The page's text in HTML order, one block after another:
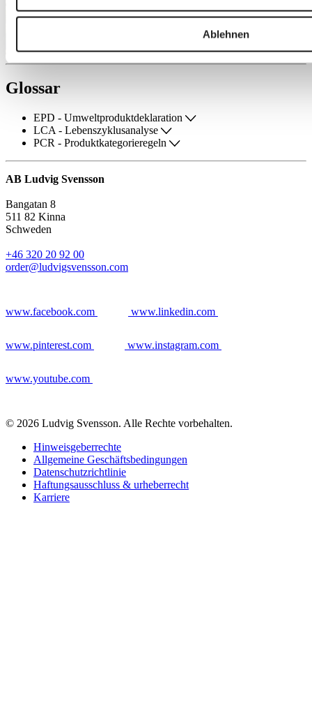
Ablehnen
Glossar
EPD - Umweltproduktdeklaration
LCA - Lebenszyklusanalyse
PCR - Produktkategorieregeln
AB Ludvig Svensson
Bangatan 8
511 82 Kinna
Schweden
+46 320 20 92 00
order@ludvigsvensson.com
www.facebook.com www.linkedin.com
www.pinterest.com www.instagram.com
www.youtube.com
© 2026 Ludvig Svensson. Alle Rechte vorbehalten.
Hinweisgeberrechte
Allgemeine Geschäftsbedingungen
Datenschutzrichtlinie
Haftungsausschluss & urheberrecht
Karriere